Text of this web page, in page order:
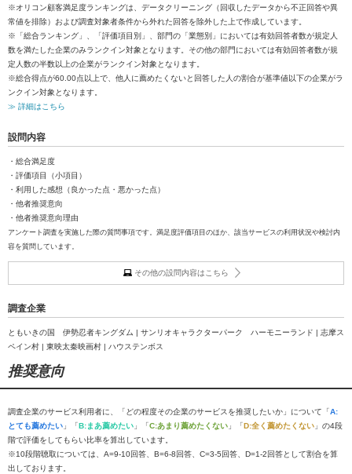
※オリコン顧客満足度ランキングは、データクリーニング（回収したデータから不正回答や異
常値を排除）および調査対象者条件から外れた回答を除外した上で作成しています。
※「総合ランキング」、「評価項目別」、部門の「業態別」においては有効回答者数が規定人
数を満たした企業のみランクイン対象となります。その他の部門においては有効回答者数が規
定人数の半数以上の企業がランクイン対象となります。
※総合得点が60.00点以上で、他人に薦めたくないと回答した人の割合が基準値以下の企業がラ
ンクイン対象となります。
≫ 詳細はこちら
設問内容
・総合満足度
・評価項目（小項目）
・利用した感想（良かった点・悪かった点）
・他者推奨意向
・他者推奨意向理由
アンケート調査を実施した際の質問事項です。満足度評価項目のほか、該当サービスの利用状況や検討内
容を質問しています。
その他の設問内容はこちら
調査企業
ともいきの国 伊勢忍者キングダム | サンリオキャラクターパーク ハーモニーランド | 志摩ス
ペイン村 | 東映太秦映画村 | ハウステンボス
推奨意向
調査企業のサービス利用者に、「どの程度その企業のサービスを推奨したいか」について「A:
とても薦めたい 」「B:まあ薦めたい 」「C:あまり薦めたくない 」「D:全く薦めたくない 」の4段
階で評価をしてもらい比率を算出しています。
※10段階聴取については、A=9-10回答、B=6-8回答、C=3-5回答、D=1-2回答として割合を算
出しております。